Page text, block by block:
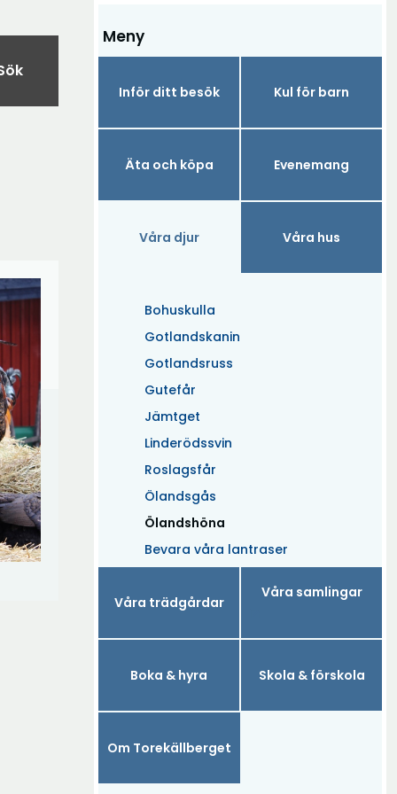
Meny
Inför ditt besök Kul för barn
Äta och köpa Evenemang
Våra djur Våra hus
Bohuskulla
Gotlandskanin
Gotlandsruss
Gutefår
Jämtget
Linderödssvin
Roslagsfår
Ölandsgås
Ölandshöna
(Aktuell)
Bevara våra lantraser
Våra trädgårdar
Våra samlingar
Boka & hyra Skola & förskola
Om Torekällberget